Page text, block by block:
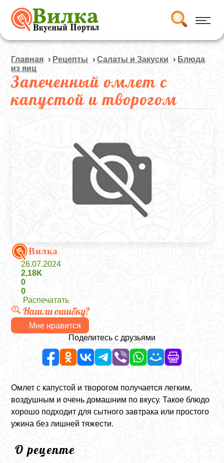
Главная › Рецепты ›Салаты и Закуски › Блюда
из яиц
Запеченный омлет с
капустой и творогом
Вилка
26.07.2024
2,18K
0
0
Распечатать
Нашли ошибку?
Мне нравится
Поделитесь с друзьями
Омлет с капустой и творогом получается легким,
воздушным и очень домашним по вкусу. Такое блюдо
хорошо подходит для сытного завтрака или простого
ужина без лишней тяжести.
О рецепте